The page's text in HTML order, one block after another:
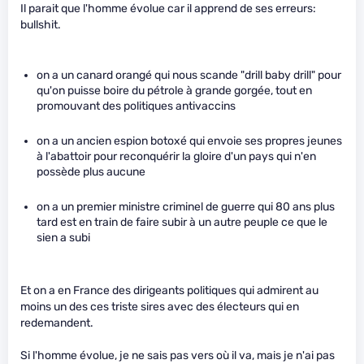
Il parait que l'homme évolue car il apprend de ses erreurs:
bullshit.
on a un canard orangé qui nous scande "drill baby drill" pour
qu'on puisse boire du pétrole à grande gorgée, tout en
promouvant des politiques antivaccins
on a un ancien espion botoxé qui envoie ses propres jeunes
à l'abattoir pour reconquérir la gloire d'un pays qui n'en
possède plus aucune
on a un premier ministre criminel de guerre qui 80 ans plus
tard est en train de faire subir à un autre peuple ce que le
sien a subi
Et on a en France des dirigeants politiques qui admirent au
moins un des ces triste sires avec des électeurs qui en
redemandent.
Si l'homme évolue, je ne sais pas vers où il va, mais je n'ai pas